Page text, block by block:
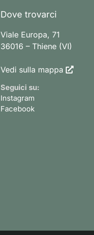
Dove trovarci
Viale Europa, 71
36016 – Thiene (VI)
Vedi sulla mappa
Seguici su:
Instagram
Facebook